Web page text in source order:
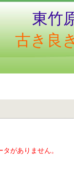
東竹
古き良
タがありません。